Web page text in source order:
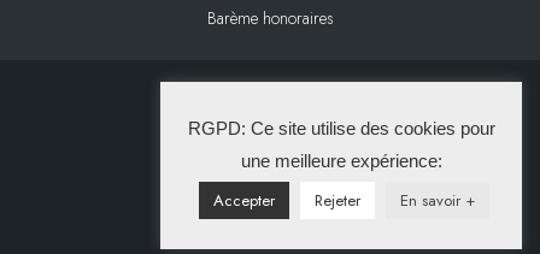
Barème honoraires
La Solution Immo
RGPD: Ce site utilise des cookies pour
une meilleure expérience:
Accepter Rejeter En savoir +